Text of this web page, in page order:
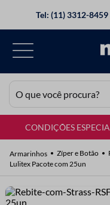
Tel: (11) 3312-8459
O que você procura?
CONDIÇÕES
Zíper e Botão
Lulitex Pacote com 25un
TERMOS MAIS
2º
barbante
3º
botão